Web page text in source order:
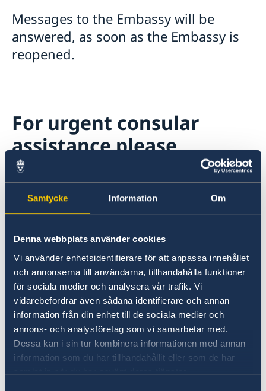
Samtycke Information Om
Denna webbplats använder cookies
Vi använder enhetsidentifierare för att anpassa innehållet
och annonserna till användarna, tillhandahålla funktioner
för sociala medier och analysera vår trafik. Vi
vidarebefordrar även sådana identifierare och annan
information från din enhet till de sociala medier och
annons- och analysföretag som vi samarbetar med.
Dessa kan i sin tur kombinera informationen med annan
information som du har tillhandahållit eller som de har
samlat in när du har använt deras tjänster.
Messages to the Embassy will be
answered, as soon as the Embassy is
reopened.
For urgent consular
assistance please
contact:
The Consular Emergency Centre in Stockholm.
The Centre is available for consular support
24/7
Tel:+46 8 405 50 05, e-mail: ud-jouren@gov.se
The Embassy of Germany in Yerevan
Address: 29, Charents Street, tel:
+374 10 586 591, e-mail: info@eriw.diplo.de